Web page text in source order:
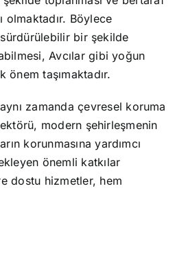
olmaktadır. Böylece
bir şekilde
Avcılar gibi yoğun
taşımaktadır.
zamanda çevresel koruma
modern şehirleşmenin
korunmasına yardımcı
önemli katkılar
dostu hizmetler, hem